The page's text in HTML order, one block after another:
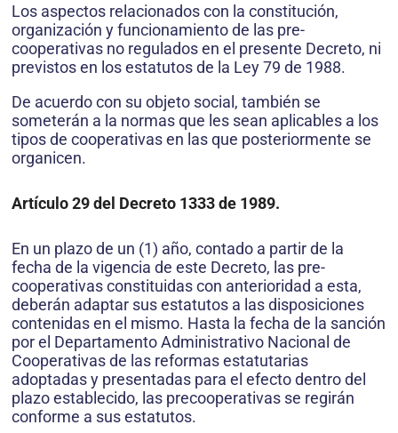
Los aspectos relacionados con la constitución,
organización y funcionamiento de las pre-
cooperativas no regulados en el presente Decreto, ni
previstos en los estatutos de la Ley 79 de 1988.
De acuerdo con su objeto social, también se
someterán a la normas que les sean aplicables a los
tipos de cooperativas en las que posteriormente se
organicen.
Artículo 29 del Decreto 1333 de 1989.
En un plazo de un (1) año, contado a partir de la
fecha de la vigencia de este Decreto, las pre-
cooperativas constituidas con anterioridad a esta,
deberán adaptar sus estatutos a las disposiciones
contenidas en el mismo. Hasta la fecha de la sanción
por el Departamento Administrativo Nacional de
Cooperativas de las reformas estatutarias
adoptadas y presentadas para el efecto dentro del
plazo establecido, las precooperativas se regirán
conforme a sus estatutos.